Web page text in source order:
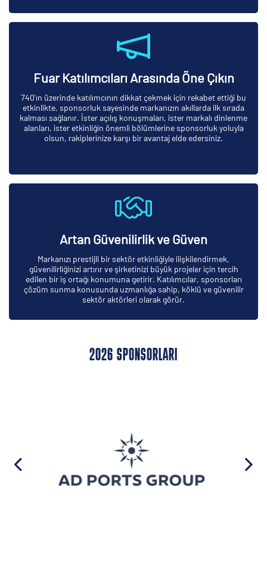
Fuar Katılımcıları Arasında Öne Çıkın
740'ın üzerinde katılımcının dikkat çekmek için rekabet ettiği bu
etkinlikte, sponsorluk sayesinde markanızın akıllarda ilk sırada
kalması sağlanır. İster açılış konuşmaları, ister markalı dinlenme
alanları, ister etkinliğin önemli bölümlerine sponsorluk yoluyla
olsun, rakiplerinize karşı bir avantaj elde edersiniz.
Artan Güvenilirlik ve Güven
Markanızı prestijli bir sektör etkinliğiyle ilişkilendirmek,
güvenilirliğinizi artırır ve şirketinizi büyük projeler için tercih
edilen bir iş ortağı konumuna getirir. Katılımcılar, sponsorları
çözüm sunma konusunda uzmanlığa sahip, köklü ve güvenilir
sektör aktörleri olarak görür.
2026 SPONSORLARI